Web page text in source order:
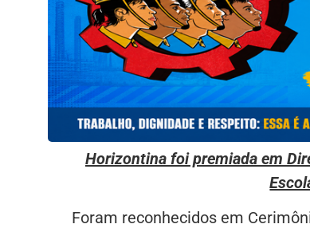
Horizontina foi premiada em
Foram reconhecidos em